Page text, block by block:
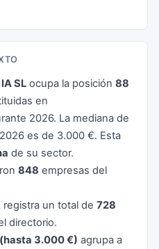
SL ocupa la posición 88
en
2026. La mediana de
es de 3.000 €. Esta
de su sector.
848 empresas del
registra un total de 728
directorio.
3.000 €) agrupa a